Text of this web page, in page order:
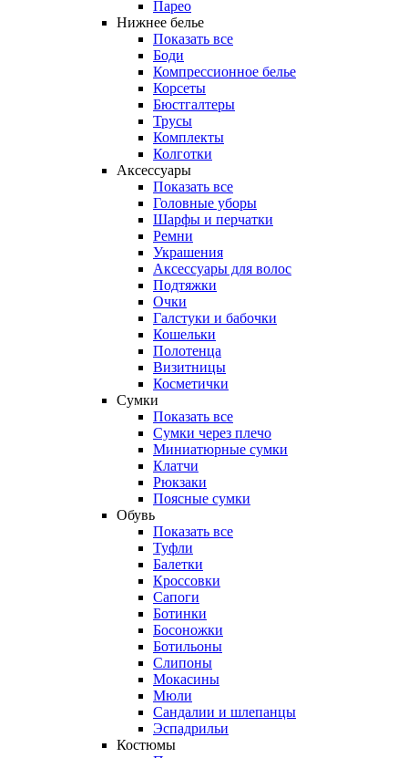
Парео
Нижнее белье
Показать все
Боди
Компрессионное белье
Корсеты
Бюстгалтеры
Трусы
Комплекты
Колготки
Аксессуары
Показать все
Головные уборы
Шарфы и перчатки
Ремни
Украшения
Аксессуары для волос
Подтяжки
Очки
Галстуки и бабочки
Кошельки
Полотенца
Визитницы
Косметички
Сумки
Показать все
Сумки через плечо
Миниатюрные cумки
Клатчи
Рюкзаки
Поясные сумки
Обувь
Показать все
Туфли
Балетки
Кроссовки
Сапоги
Ботинки
Босоножки
Ботильоны
Слипоны
Мокасины
Мюли
Сандалии и шлепанцы
Эспадрильи
Костюмы